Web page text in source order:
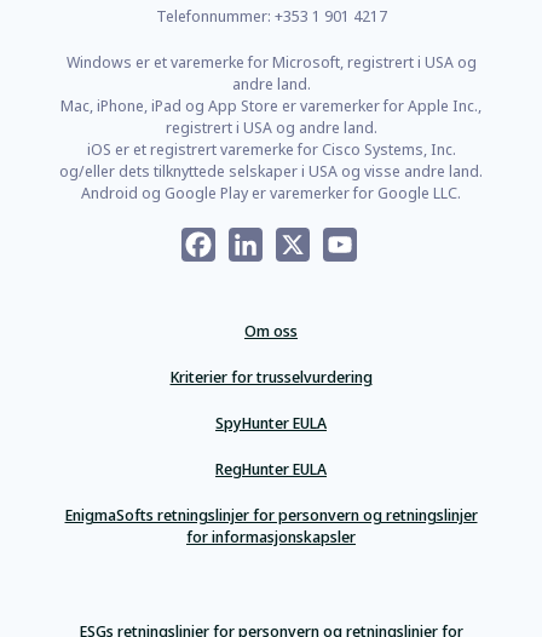
Telefonnummer: +353 1 901 4217
Windows er et varemerke for Microsoft, registrert i USA og
andre land.
Mac, iPhone, iPad og App Store er varemerker for Apple Inc.,
registrert i USA og andre land.
iOS er et registrert varemerke for Cisco Systems, Inc.
og/eller dets tilknyttede selskaper i USA og visse andre land.
Android og Google Play er varemerker for Google LLC.
FacebookLinkedIn
Om oss
Kriterier for trusselvurdering
SpyHunter EULA
RegHunter EULA
EnigmaSofts retningslinjer for personvern og retningslinjer
for informasjonskapsler
ESGs retningslinjer for personvern og retningslinjer for